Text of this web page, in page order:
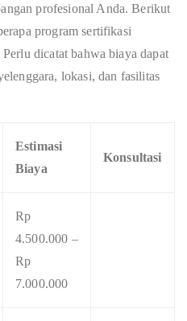
profesional Anda. Berikut
program sertifikasi
dicatat bahwa biaya dapat
lokasi, dan fasilitas
Estimasi
Biaya
Konsultasi
Rp
4.500.000 –
Rp
7.000.000